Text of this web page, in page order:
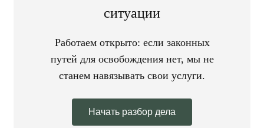
ситуации
Работаем открыто: если законных
путей для освобождения нет, мы не
станем навязывать свои услуги.
Начать разбор дела